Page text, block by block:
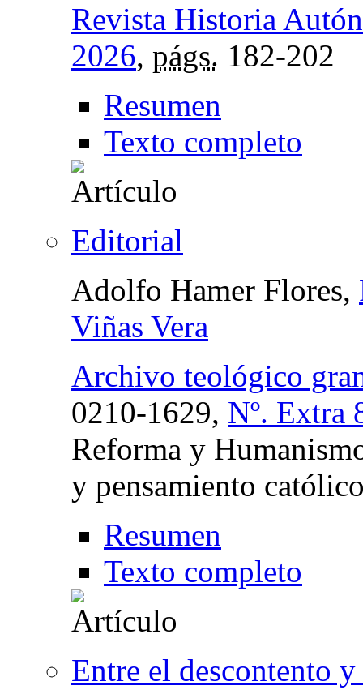
Revista Historia
2026, págs. 182-202
Resumen
Texto completo
Editorial
Adolfo Hamer Flores,
Viñas Vera
Archivo teológico
0210-1629, Nº. Extra
Reforma y
y pensamiento
Resumen
Texto completo
Entre el descontento